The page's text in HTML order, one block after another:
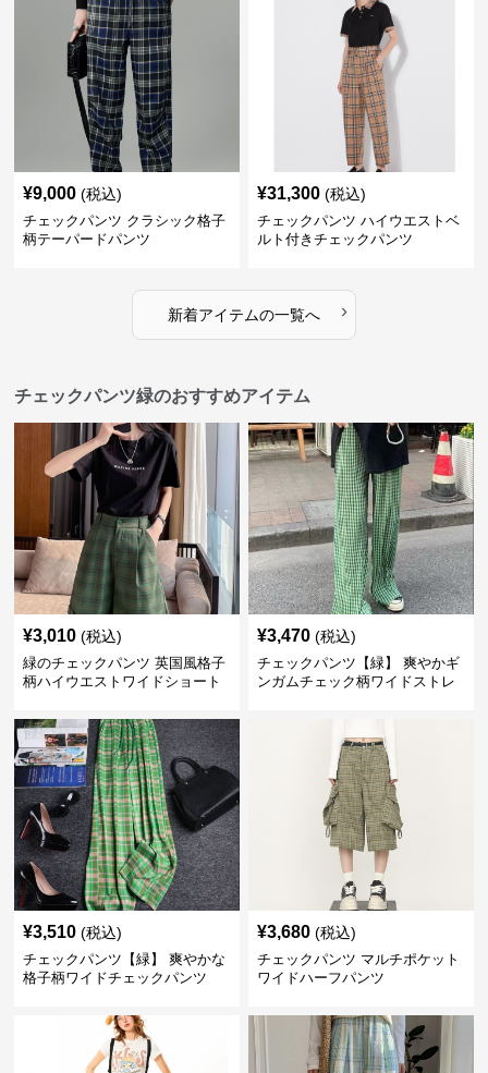
¥9,000 (税込)
チェックパンツ クラシック格子
柄テーパードパンツ
¥31,300 (税込)
チェックパンツ ハイウエストベ
ルト付きチェックパンツ
新着アイテムの一覧へ ›
チェックパンツ緑のおすすめアイテム
¥3,010 (税込)
緑のチェックパンツ 英国風格子
柄ハイウエストワイドショート
¥3,470 (税込)
チェックパンツ【緑】 爽やかギ
ンガムチェック柄ワイドストレ
¥3,510 (税込)
チェックパンツ【緑】 爽やかな
格子柄ワイドチェックパンツ
¥3,680 (税込)
チェックパンツ マルチポケット
ワイドハーフパンツ